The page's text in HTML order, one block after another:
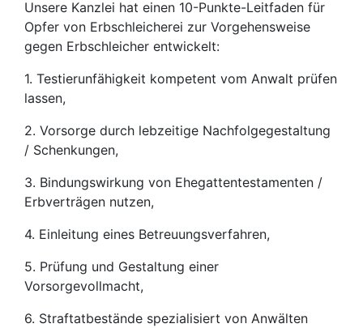
Unsere Kanzlei hat einen 10-Punkte-Leitfaden für
Opfer von Erbschleicherei zur Vorgehensweise
gegen Erbschleicher entwickelt:
1. Testierunfähigkeit kompetent vom Anwalt prüfen
lassen,
2. Vorsorge durch lebzeitige Nachfolgegestaltung
/ Schenkungen,
3. Bindungswirkung von Ehegattentestamenten /
Erbverträgen nutzen,
4. Einleitung eines Betreuungsverfahren,
5. Prüfung und Gestaltung einer
Vorsorgevollmacht,
6. Straftatbestände spezialisiert von Anwälten